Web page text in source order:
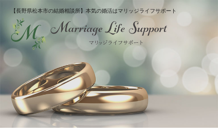
【長野県松本市の結婚相談所】本気の婚活はマリッジライフサポート